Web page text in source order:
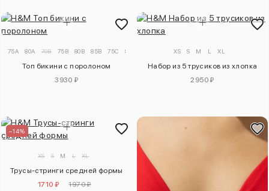
75A 80A 70B 75B 80B 85B 75C 80C 80D 85D
Топ бикини с поролоном
3930 ₽
XS S M L XL
Набор из 5 трусиков из хлопка
2950 ₽
–14%
XS S M L XL
Трусы-стринги средней формы
1710 ₽
1970 ₽